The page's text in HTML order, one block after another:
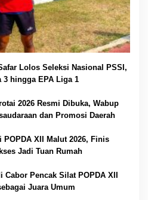
Lolos Seleksi Nasional PSSI,
hingga EPA Liga 1
2026 Resmi Dibuka, Wabup
dan Promosi Daerah
POPDA XII Malut 2026, Finis
Jadi Tuan Rumah
Pencak Silat POPDA XII
Juara Umum